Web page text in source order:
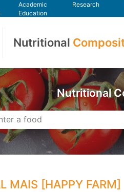
Academic
Education
Research
Nutritional
Nutritional
MAIS [HAPPY FARM]